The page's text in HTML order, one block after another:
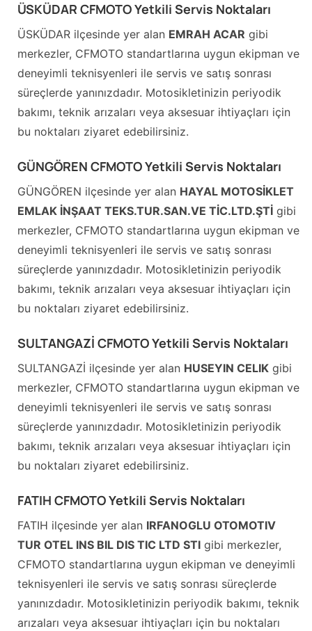
ÜSKÜDAR CFMOTO Yetkili Servis Noktaları
ÜSKÜDAR ilçesinde yer alan EMRAH ACAR gibi
merkezler, CFMOTO standartlarına uygun ekipman ve
deneyimli teknisyenleri ile servis ve satış sonrası
süreçlerde yanınızdadır. Motosikletinizin periyodik
bakımı, teknik arızaları veya aksesuar ihtiyaçları için
bu noktaları ziyaret edebilirsiniz.
GÜNGÖREN CFMOTO Yetkili Servis Noktaları
GÜNGÖREN ilçesinde yer alan HAYAL MOTOSİKLET
EMLAK İNŞAAT TEKS.TUR.SAN.VE TİC.LTD.ŞTİ gibi
merkezler, CFMOTO standartlarına uygun ekipman ve
deneyimli teknisyenleri ile servis ve satış sonrası
süreçlerde yanınızdadır. Motosikletinizin periyodik
bakımı, teknik arızaları veya aksesuar ihtiyaçları için
bu noktaları ziyaret edebilirsiniz.
SULTANGAZİ CFMOTO Yetkili Servis Noktaları
SULTANGAZİ ilçesinde yer alan HUSEYIN CELIK gibi
merkezler, CFMOTO standartlarına uygun ekipman ve
deneyimli teknisyenleri ile servis ve satış sonrası
süreçlerde yanınızdadır. Motosikletinizin periyodik
bakımı, teknik arızaları veya aksesuar ihtiyaçları için
bu noktaları ziyaret edebilirsiniz.
FATIH CFMOTO Yetkili Servis Noktaları
FATIH ilçesinde yer alan IRFANOGLU OTOMOTIV
TUR OTEL INS BIL DIS TIC LTD STI gibi merkezler,
CFMOTO standartlarına uygun ekipman ve deneyimli
teknisyenleri ile servis ve satış sonrası süreçlerde
yanınızdadır. Motosikletinizin periyodik bakımı, teknik
arızaları veya aksesuar ihtiyaçları için bu noktaları